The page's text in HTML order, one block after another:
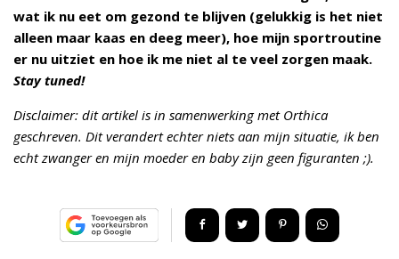
wat ik nu eet om gezond te blijven (gelukkig is het niet
alleen maar kaas en deeg meer), hoe mijn sportroutine
er nu uitziet en hoe ik me niet al te veel zorgen maak.
Stay tuned!
Disclaimer: dit artikel is in samenwerking met Orthica
geschreven. Dit verandert echter niets aan mijn situatie, ik ben
echt zwanger en mijn moeder en baby zijn geen figuranten ;).